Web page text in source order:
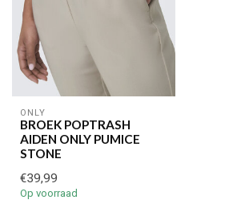
ONLY
BROEK POPTRASH
AIDEN ONLY PUMICE
STONE
€39,99
Op voorraad